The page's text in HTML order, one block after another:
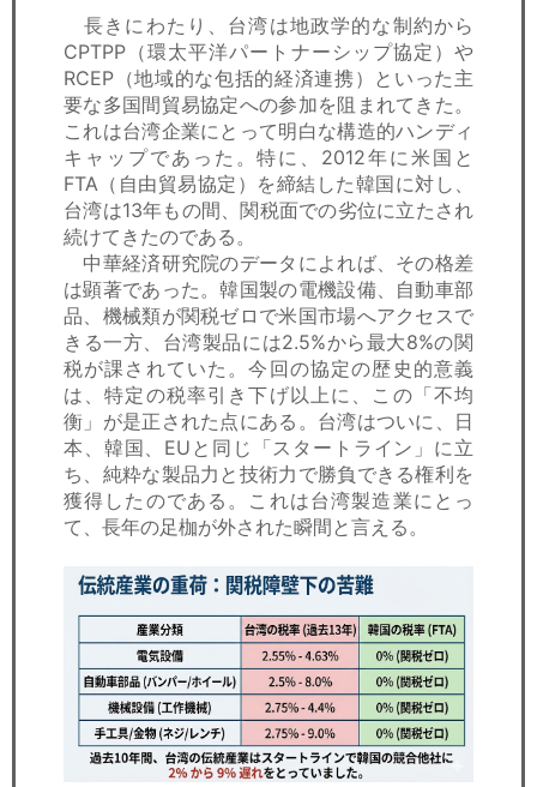
長きにわたり、台湾は地政学的な制約から
CPTPP（環太平洋パートナーシップ協定）や
RCEP（地域的な包括的経済連携）といった主
要な多国間貿易協定への参加を阻まれてきた。
これは台湾企業にとって明白な構造的ハンディ
キャップであった。特に、2012年に米国と
FTA（自由貿易協定）を締結した韓国に対し、
台湾は13年もの間、関税面での劣位に立たされ
続けてきたのである。
中華経済研究院のデータによれば、その格差
は顕著であった。韓国製の電機設備、自動車部
品、機械類が関税ゼロで米国市場へアクセスで
きる一方、台湾製品には2.5%から最大8%の関
税が課されていた。今回の協定の歴史的意義
は、特定の税率引き下げ以上に、この「不均
衡」が是正された点にある。台湾はついに、日
本、韓国、EUと同じ「スタートライン」に立
ち、純粋な製品力と技術力で勝負できる権利を
獲得したのである。これは台湾製造業にとっ
て、長年の足枷が外された瞬間と言える。